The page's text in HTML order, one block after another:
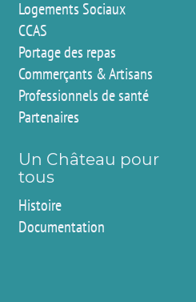
Logements Sociaux
CCAS
Portage des repas
Commerçants & Artisans
Professionnels de santé
Partenaires
Un Château pour
tous
Histoire
Documentation